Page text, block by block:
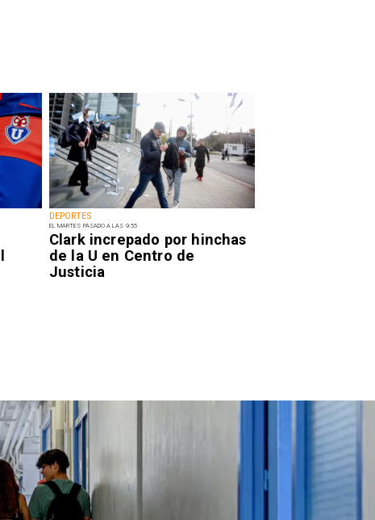
DEPORTES
EL MARTES PASADO A LAS 9:55
Clark increpado por hinchas
de la U en Centro de
Justicia